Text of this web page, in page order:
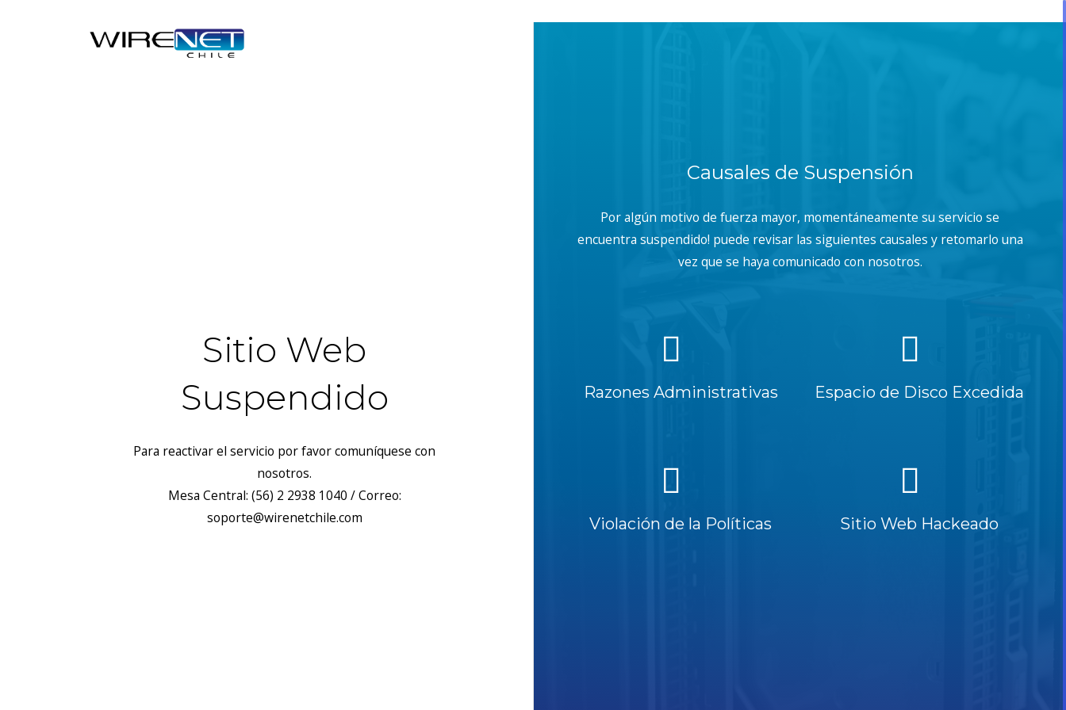
Sitio Web
Suspendido
Para reactivar el servicio por favor comuníquese con
nosotros.
Mesa Central: (56) 2 2938 1040 / Correo:
soporte@wirenetchile.com
Causales de Suspensión
Por algún motivo de fuerza mayor, momentáneamente su servicio se
encuentra suspendido! puede revisar las siguientes causales y retomarlo una
vez que se haya comunicado con nosotros.
Razones Administrativas Espacio de Disco Excedida
Violación de la Políticas Sitio Web Hackeado